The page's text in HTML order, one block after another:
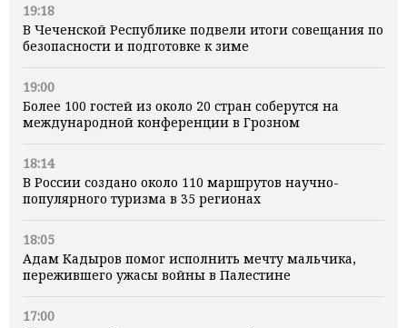
19:18
В Чеченской Республике подвели итоги совещания по
безопасности и подготовке к зиме
19:00
Более 100 гостей из около 20 стран соберутся на
международной конференции в Грозном
18:14
В России создано около 110 маршрутов научно-
популярного туризма в 35 регионах
18:05
Адам Кадыров помог исполнить мечту мальчика,
пережившего ужасы войны в Палестине
17:00